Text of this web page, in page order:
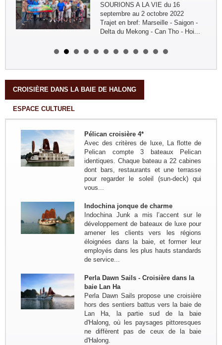
SOURIONS A LA VIE du 16
septembre au 2 octobre 2022
Trajet en bref: Marseille - Saigon -
Delta du Mekong - Can Tho - Hoi...
et Carole
nuits) : Paris - Ho Chi Minh Ville -
Phu Quoc ( 4jours) - Ha Tien - Chau
Doc - Long Xuyen - Can Tho - Cho
Frederic 04personnes
Bruxelles - Hanoi - NGhia Lo - Mu
Cang Chai - Sapa - Bac Ha - Thong
Nguyen - Ha Giang - Nam Dam -
Meo Vac - Bao lac - Ba...
Groupe: Les amis du bord de
l'eau de Bouchemaine...
Trajet en bref:(Circuit sur mesure) :
Bac Ha - Hanoi - Baie de Lan Ha -
Grotte Phong Nha - Hue - HoiAn -
KonTum - Buon Ma...
Groupe : VAR VIETNAM PASSION
17pax
Decouverte du Nord du Vietnam:
Cang Chai - Sapa - BacHa - Thong
Nguyen - Ha Giang - Dong Van - Bao
Lac - Ba Be - Hanoi - Baie...
Groupe : Pierre DEGEMBE avec
ses amis 05personnes
Voyage du nord au centre du 7 avril
au 19 avril : Bruxelles - Hanoi - Mai
Chau -PuLuong - Tam Coc -baie de
CROISIÈRE DANS LA BAIE DE HALONG
ESPACE CULTUREL
Pélican croisière 4*
Avec des critères de luxe, La flotte de
Pelican compte 3 bateaux Pelican
identiques. Chaque bateau a 22 cabines
dont bars, restaurants et une terrasse
pour regarder le soleil (sun-deck) qui
vous...
Indochina jonque de charme
Indochina Junk a mis l’accent sur le
développement de bateaux de luxe pour
amener les clients vers les régions
éloignées dans la baie, et former leur
employés dans les plus hauts standards
de service...
Perla Dawn Sails - Croisière dans la
baie Lan Ha
Perla Dawn Sails propose une croisière
hors des sentiers battus vers la baie de
Lan Ha, la partie sud de la baie
d'Halong, où les paysages pittoresques
ne diffèrent pas de ceux de la baie
d'Halong.